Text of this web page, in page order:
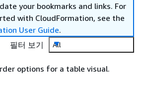
your bookmarks and links. For
with CloudFormation, see the
User Guide.
필터 보기
All
options for a table visual.